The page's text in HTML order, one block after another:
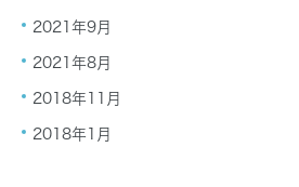
2021年9月
2021年8月
2018年11月
2018年1月